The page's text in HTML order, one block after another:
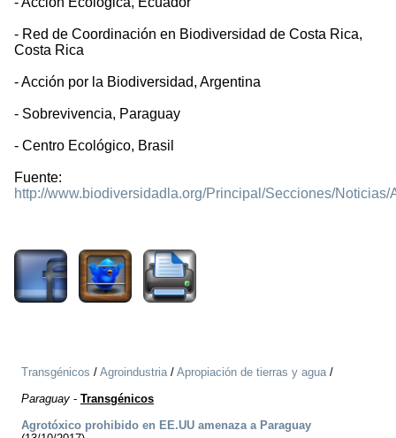
- Red de Coordinación en Biodiversidad de Costa Rica,
Costa Rica
- Acción por la Biodiversidad, Argentina
- Sobrevivencia, Paraguay
- Centro Ecológico, Brasil
Fuente:
http://www.biodiversidadla.org/Principal/Secciones/
Transgénicos / Agroindustria/ Apropiación de tierras y agua/
Paraguay - Transgénicos
Agrotóxico prohibido en EE.UU amenaza a Paraguay